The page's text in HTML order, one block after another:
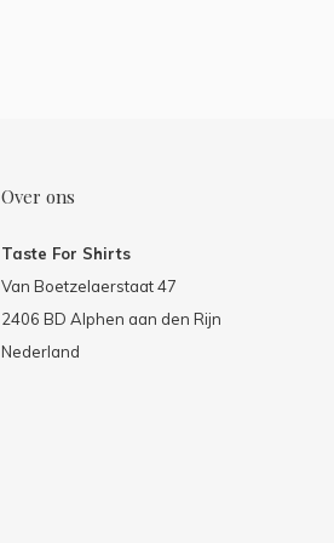
Over ons
Taste For Shirts
Van Boetzelaerstaat 47
2406 BD Alphen aan den Rijn
Nederland